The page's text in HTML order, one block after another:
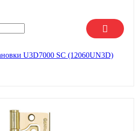
U3D7000 SC (12060UN3D)